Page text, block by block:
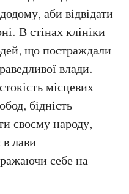
аби відвідати
В стінах клініки
що постраждали
влади.
місцевих
бідність
своєму народу,
лави
себе на